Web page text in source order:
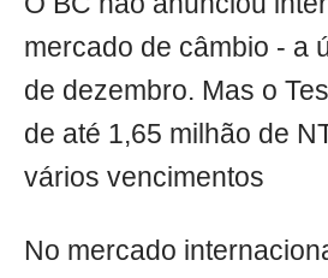
mercado de câmbio - a
de dezembro. Mas o
de até 1,65 milhão de
vários vencimentos
No mercado